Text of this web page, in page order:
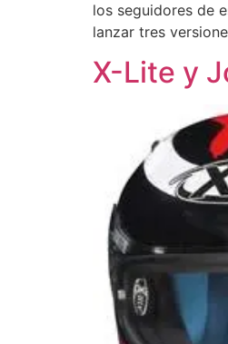
los seguidores de
lanzar tres
X-Lite y